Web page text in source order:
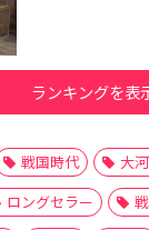
ランキングを表
戦国時代 大
ロングセラー